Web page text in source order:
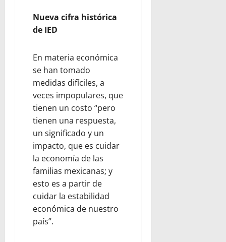
Nueva cifra histórica
de IED
En materia económica
se han tomado
medidas difíciles, a
veces impopulares, que
tienen un costo “pero
tienen una respuesta,
un significado y un
impacto, que es cuidar
la economía de las
familias mexicanas; y
esto es a partir de
cuidar la estabilidad
económica de nuestro
país”.